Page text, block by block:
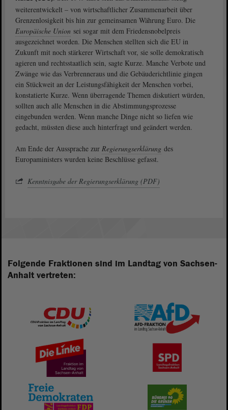
weiterentwickelt – von wirtschaftlicher Zusammenarbeit über
Grenzenlosigkeit bis hin zur gemeinsamen Währung Euro. Die
Europäische Union sei sogar mit dem Friedensnobelpreis
ausgezeichnet worden. Die Menschen stellten sich die EU in
Zukunft mit noch stärkerer Wirtschaft vor, sie solle demokratisch
agieren und rechtsstaatlich sein, sagte Kurze. Manche Verbote und
Zwänge wie das Verbrenneraus und die Gebäuderichtlinie gingen
ein Stückweit an der Leistungsfähigkeit der Menschen vorbei,
konstatierte Kurze. Wenn überragende Themen diskutiert würden,
sollten auch alle Menschen in die Abstimmungsprozesse
eingebunden werden. Wenn manche Dinge nicht so liefen wie
gedacht, müssten diese auch hinterfragt und geändert werden.
Am Ende der Aussprache zur Regierungserklärung des
Europaministers wurden keine Beschlüsse gefasst.
Kenntnisgabe der Regierungserklärung (PDF)
Folgende Fraktionen sind im Landtag von Sachsen-
Anhalt vertreten: